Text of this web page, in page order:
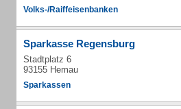
Volks-/Raiffeisenbanken
Sparkasse Regensburg
Stadtplatz 6
93155 Hemau
Sparkassen